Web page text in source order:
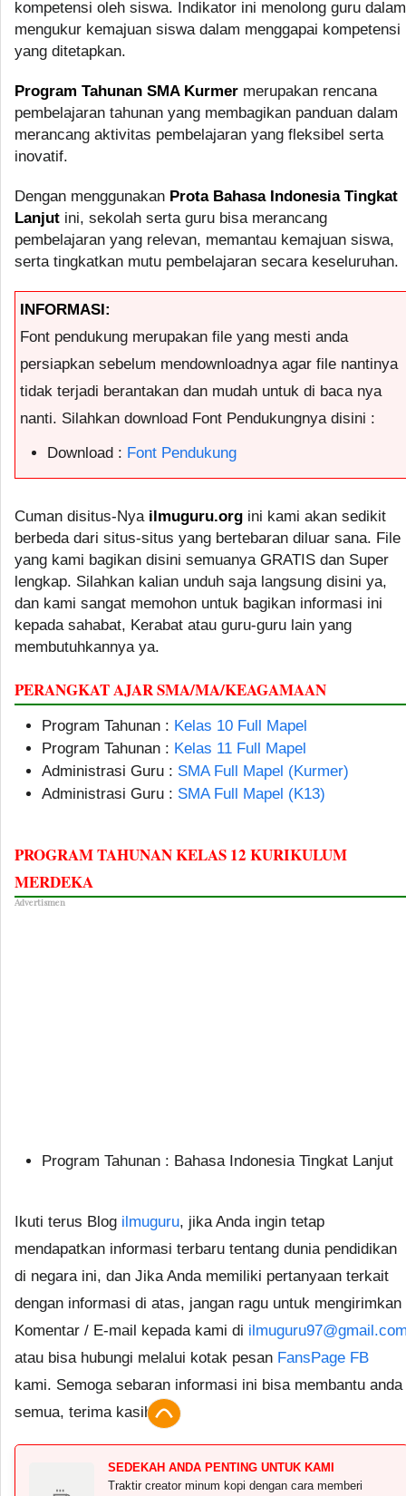
kompetensi oleh siswa. Indikator ini menolong guru dalam
mengukur kemajuan siswa dalam menggapai kompetensi
yang ditetapkan.
Program Tahunan SMA Kurmer merupakan rencana
pembelajaran tahunan yang membagikan panduan dalam
merancang aktivitas pembelajaran yang fleksibel serta
inovatif.
Dengan menggunakan Prota Bahasa Indonesia Tingkat
Lanjut ini, sekolah serta guru bisa merancang
pembelajaran yang relevan, memantau kemajuan siswa,
serta tingkatkan mutu pembelajaran secara keseluruhan.
INFORMASI:
Font pendukung merupakan file yang mesti anda
persiapkan sebelum mendownloadnya agar file nantinya
tidak terjadi berantakan dan mudah untuk di baca nya
nanti. Silahkan download Font Pendukungnya disini :
Download : Font Pendukung
Cuman disitus-Nya ilmuguru.org ini kami akan sedikit
berbeda dari situs-situs yang bertebaran diluar sana. File
yang kami bagikan disini semuanya GRATIS dan Super
lengkap. Silahkan kalian unduh saja langsung disini ya,
dan kami sangat memohon untuk bagikan informasi ini
kepada sahabat, Kerabat atau guru-guru lain yang
membutuhkannya ya.
PERANGKAT AJAR SMA/MA/KEAGAMAAN
Program Tahunan : Kelas 10 Full Mapel
Program Tahunan : Kelas 11 Full Mapel
Administrasi Guru : SMA Full Mapel (Kurmer)
Administrasi Guru : SMA Full Mapel (K13)
PROGRAM TAHUNAN KELAS 12 KURIKULUM
MERDEKA
Advertismen
Program Tahunan : Bahasa Indonesia Tingkat Lanjut
Ikuti terus Blog ilmuguru, jika Anda ingin tetap
mendapatkan informasi terbaru tentang dunia pendidikan
di negara ini, dan Jika Anda memiliki pertanyaan terkait
dengan informasi di atas, jangan ragu untuk mengirimkan
Komentar / E-mail kepada kami di
atau bisa hubungi melalui kotak pesan FansPage FB
kami. Semoga sebaran informasi ini bisa membantu anda
semua, terima kasih.
SEDEKAH ANDA PENTING UNTUK KAMI
Traktir creator minum kopi dengan cara memberi